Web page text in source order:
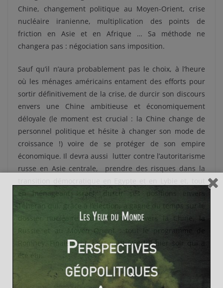
Chine, changement politique au Moyen-Orient, crise
nucléaire iranienne, multiplication des points de
friction en Asie et en Afrique … Sa méthode ne
changera pas : négociation sans imposition.
Sauf qu’il n’aura probablement pas le choix, à l’heure
où les ménages américains entament des efforts pour
sortir définitivement de la crise, de durcir son discours
envers une Chine ambitieuse et économiquement
déloyale (le moment est crucial : la Chine change de
personnel politique et hésite à changer son mode de
croissance !) voire de se protéger de son empire
économique. Il devra aussi lutter contre l’autoritarisme
russe en Asie centrale, prendre des risques dans la
en ménageant Israël, durcir ses positions envers
Téhéran qui, grâce à l’élection, a gagné du temps sur le
dossier nucléaire. Durcir le ton envers la Chine, la
Russie et au Moyen Orient : tout le programme de
Romney. Finalement, c’est peut-être lui hier soir qui a
été élu.